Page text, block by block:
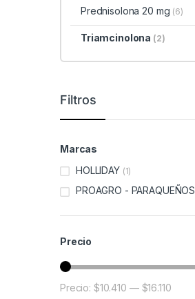
Prednisolona 20 mg (6)
Triamcinolona (2)
Filtros
Marcas
HOLLIDAY (1)
PROAGRO - PARAQUEÑOS
Precio
Precio mínimo
Precio máximo
Precio: $10.410 — $16.110